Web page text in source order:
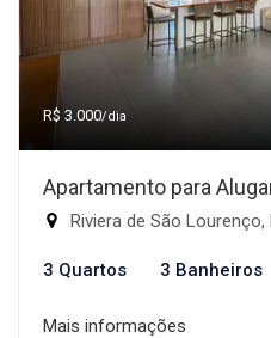
R$ 3.000/dia
Apartamento para
Riviera de São Lourenço,
3 Quartos 3 Banheiros
Mais informações